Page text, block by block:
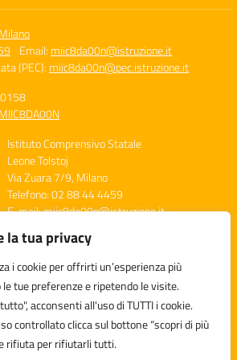
la tua privacy
i cookie per offrirti un’esperienza più
tue preferenze e ripetendo le visite.
acconsenti all'uso di TUTTI i cookie.
controllato clicca sul bottone “scopri di più
rifiuta per rifiutarli tutti.
Email: miic8da00n@istruzione.it
(PEC): miic8da00n@pec.istruzione.it
MIIC8DA00N
Istituto Comprensivo Statale
Leone Tolstoj
Via Zuara 7/9, Milano
Telefono: 02 88 44 4459
E-mail: miic8da00n@istruzione.it
MIIC8DA00N